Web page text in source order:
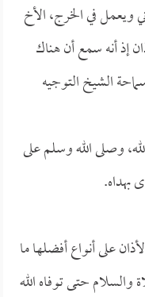
ويعمل في الخرج، الأخ
إذ أنه سمع أن هناك
الشيخ التوجيه
وصلى الله وسلم على
بهداه.
على أنواع أفضلها ما
والسلام حتى توفاه الله